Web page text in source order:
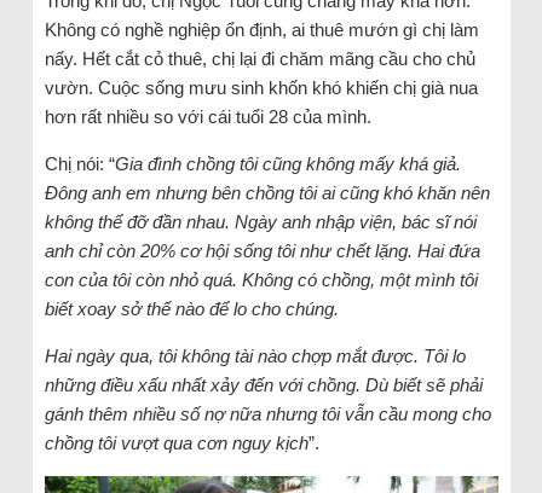
Không có nghề nghiệp ổn định, ai thuê mướn gì chị làm
nấy. Hết cắt cỏ thuê, chị lại đi chăm mãng cầu cho chủ
vườn. Cuộc sống mưu sinh khốn khó khiến chị già nua
hơn rất nhiều so với cái tuổi 28 của mình.
Chị nói: “Gia đình chồng tôi cũng không mấy khá giả.
Đông anh em nhưng bên chồng tôi ai cũng khó khăn nên
không thể đỡ đần nhau. Ngày anh nhập viện, bác sĩ nói
anh chỉ còn 20% cơ hội sống tôi như chết lặng. Hai đứa
con của tôi còn nhỏ quá. Không có chồng, một mình tôi
biết xoay sở thế nào để lo cho chúng.
Hai ngày qua, tôi không tài nào chợp mắt được. Tôi lo
những điều xấu nhất xảy đến với chồng. Dù biết sẽ phải
gánh thêm nhiều số nợ nữa nhưng tôi vẫn cầu mong cho
chồng tôi vượt qua cơn nguy kịch”.